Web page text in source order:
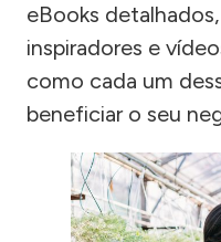
eBooks
inspiradores e
como cada um
beneficiar o seu